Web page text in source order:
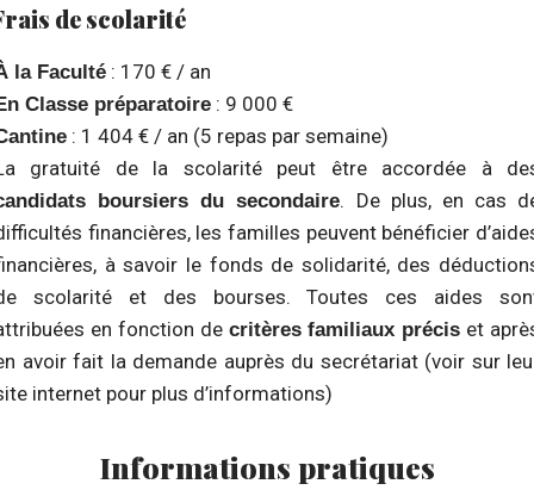
de scolarité
la Faculté : 170 € / an
Classe préparatoire : 9 000 €
: 1 404 € / an (5 repas par semaine)
gratuité de la scolarité peut être accordée à
boursiers du secondaire. De plus, en cas
financières, les familles peuvent bénéficier
à savoir le fonds de solidarité, des
scolarité et des bourses. Toutes ces aides
en fonction de critères familiaux précis et
avoir fait la demande auprès du secrétariat (voir sur
internet pour plus d’informations)
Informations pratiques